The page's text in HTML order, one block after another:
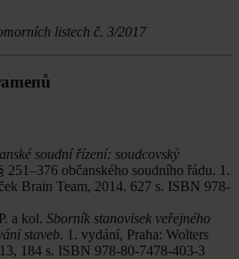
listech č. 3/2017
soudní řízení: soudcovský
251–376 občanského soudního řádu. 1.
Brain Team, 2014. 627 s. ISBN 978-
a kol. Sborník stanovisek veřejného
staveb. 1. vydání, Praha: Wolters
184 s. ISBN 978-80-7478-403-3